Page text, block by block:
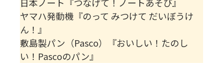
ヤマハ発動機『のって みつけて だいぼうけ
ん！』
敷島製パン（Pasco）『おいしい！たのし
い！Pascoのパン』